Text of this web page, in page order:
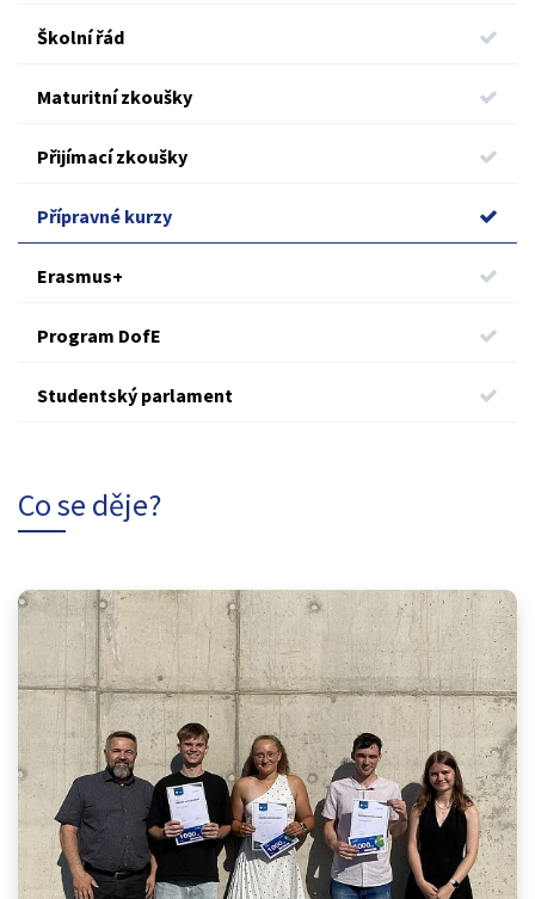
Školní řád
Maturitní zkoušky
Přijímací zkoušky
Přípravné kurzy
Erasmus+
Program DofE
Studentský parlament
Co se děje?